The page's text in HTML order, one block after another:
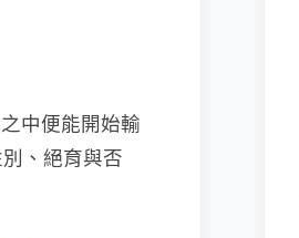
中便能開始輸
、絕育與否